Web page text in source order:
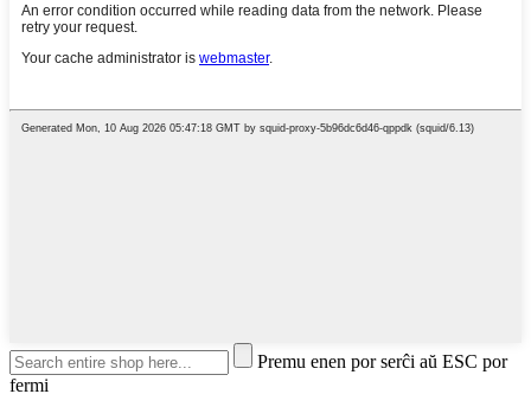
Premu enen por serĉi aŭ ESC por
fermi